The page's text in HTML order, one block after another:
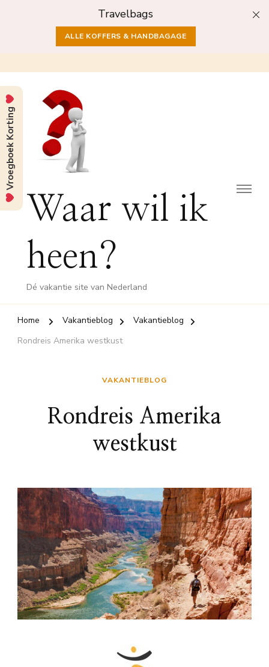
Travelbags
ALLE KOFFERS & HANDBAGAGE
Waar wil ik
heen?
Dé vakantie site van Nederland
Home Vakantieblog
Vakantieblog
Rondreis Amerika westkust
VAKANTIEBLOG
Rondreis Amerika
westkust
Vroegboek Korting